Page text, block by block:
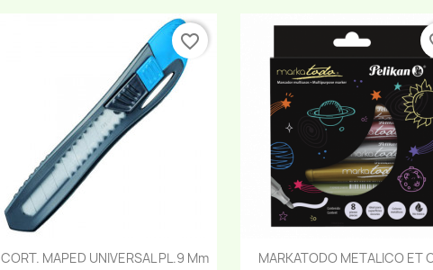
CORT. MAPED UNIVERSAL PL.9 Mm
Vista rápida
favorite_border
MARKATODO METALICO ET
Vista rápida